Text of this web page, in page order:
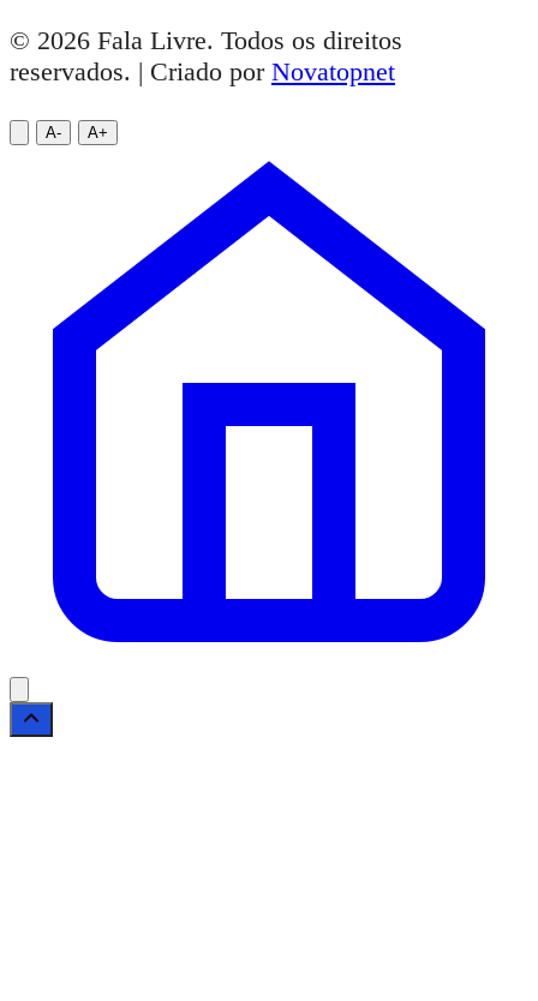
© 2026 Fala Livre. Todos os direitos
reservados. | Criado por Novatopnet
A- A+